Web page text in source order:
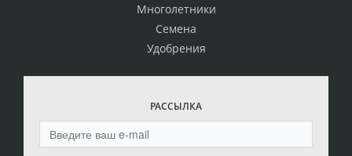
Многолетники
Семена
Удобрения
РАССЫЛКА